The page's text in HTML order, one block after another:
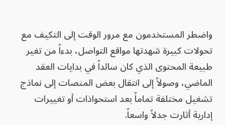
واضطر المستخدمون مع مرور الوقت إلى التكيف مع
تحولات كبيرة شهدتها مواقع التواصل، بدءاً من تغير
طبيعة المحتوى الذي كان سائداً في بدايات العقد
الماضي، وصولاً إلى انتقال بعض المنصات إلى نماذج
تشغيل مختلفة تماماً بعد استحواذات أو تغييرات
إدارية أثارت جدلاً واسعاً.